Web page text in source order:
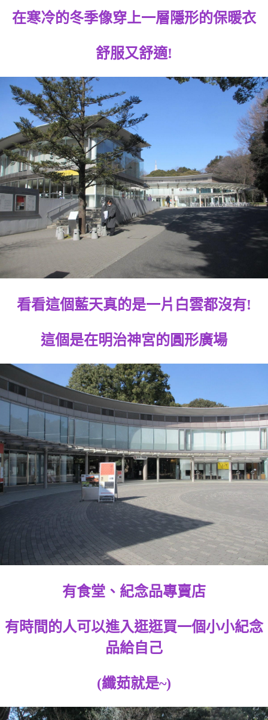
在寒冷的冬季像穿上一層隱形的保暖衣
舒服又舒適!
看看這個藍天真的是一片白雲都沒有!
這個是在明治神宮的圓形廣場
有食堂、紀念品專賣店
有時間的人可以進入逛逛買一個小小紀念
品給自己
(纖茹就是~)